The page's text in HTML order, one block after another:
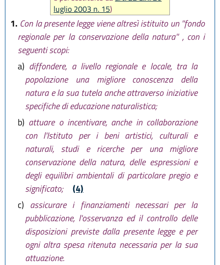
luglio 2003 n. 15)
1. Con la presente legge viene altresì istituito un ''fondo
regionale per la conservazione della natura'' , con i
seguenti scopi:
a) diffondere, a livello regionale e locale, tra la
popolazione una migliore conoscenza della
natura e la sua tutela anche attraverso iniziative
specifiche di educazione naturalistica;
b) attuare o incentivare, anche in collaborazione
con l'Istituto per i beni artistici, culturali e
naturali, studi e ricerche per una migliore
conservazione della natura, delle espressioni e
degli equilibri ambientali di particolare pregio e
significato;
(4)
c) assicurare i finanziamenti necessari per la
pubblicazione, l'osservanza ed il controllo delle
disposizioni previste dalla presente legge e per
ogni altra spesa ritenuta necessaria per la sua
attuazione.